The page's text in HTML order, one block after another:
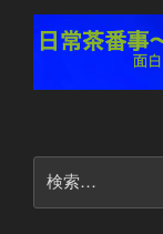
索: